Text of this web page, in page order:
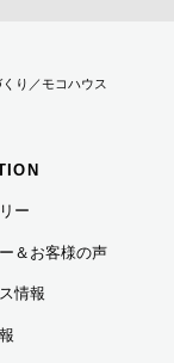
り／モコハウス
ー
＆お客様の声
情報